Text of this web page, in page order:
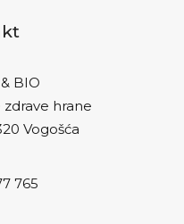
BIO
hrane
Vogošća
765